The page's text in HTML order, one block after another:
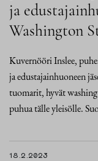
ja
Washington
Kuvernööri Inslee,
ja edustajainhuoneen
tuomarit, hyvät
puhua tälle yleisölle.
18.2.2023